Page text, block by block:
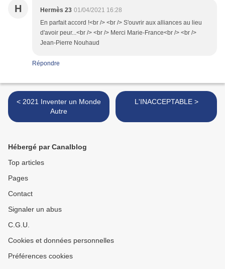
H Hermès 23 01/04/2021 16:28
En parfait accord !<br /> <br /> S'ouvrir aux alliances au lieu
d'avoir peur...<br /> <br /> Merci Marie-France<br /> <br />
Jean-Pierre Nouhaud
Répondre
< 2021 Inventer un Monde
Autre
L'INACCEPTABLE >
Hébergé par Canalblog
Top articles
Pages
Contact
Signaler un abus
C.G.U.
Cookies et données personnelles
Préférences cookies